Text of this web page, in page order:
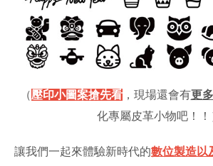
（壓印小圖案搶先看，現場還會有更
化專屬皮革小物吧！！
讓我們一起來體驗新時代的數位製造以